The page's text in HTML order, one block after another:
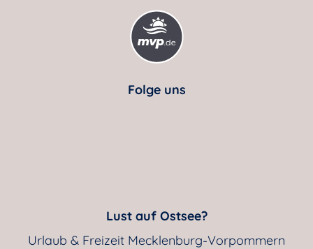
Folge uns
Lust auf Ostsee?
Urlaub & Freizeit Mecklenburg-Vorpommern